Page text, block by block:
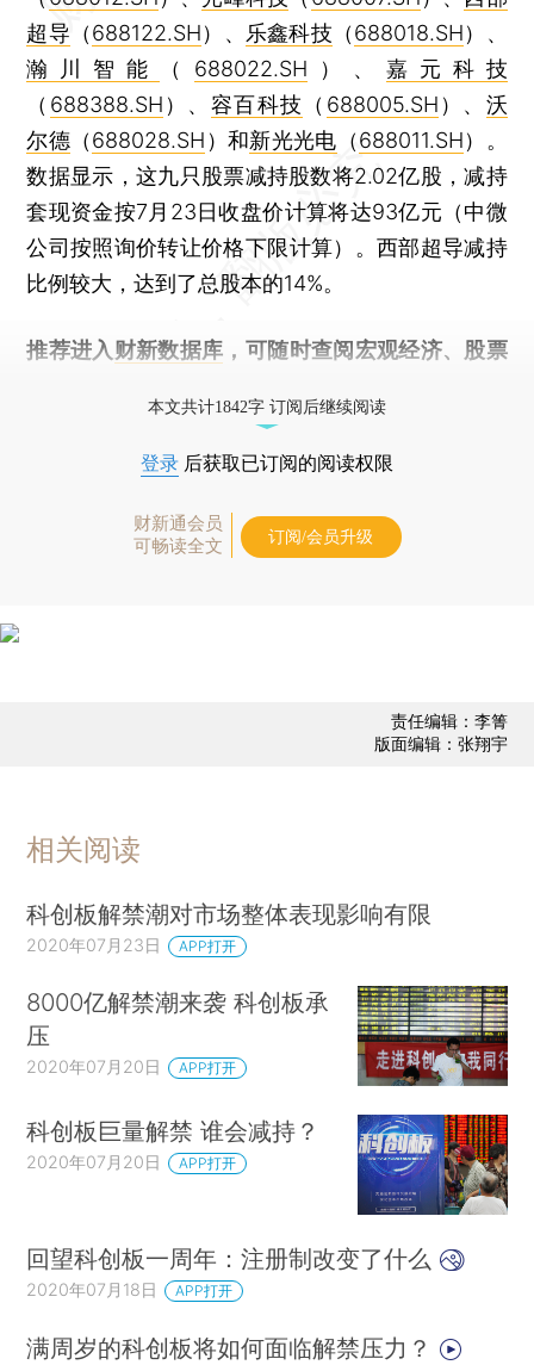
超导 （688122.SH）、 乐鑫科技 （688018.SH）、
瀚川智能
（ 688022.SH ）、 嘉元科技
（ 688388.SH ）、 容百科技 （ 688005.SH ）、 沃
尔德 （688028.SH ）和新光光电 （688011.SH）。
数据显示，这九只股票减持股数将2.02亿股，减持
套现资金按7月23日收盘价计算将达93亿元（中微
公司按照询价转让价格下限计算）。西部超导减持
比例较大，达到了总股本的14%。
推荐进入 财新数据库 ，可随时查阅宏观经济、股票
本文共计1842字 订阅后继续阅读
登录 后获取已订阅的阅读权限
财新通会员
可畅读全文
订阅/会员升级
责任编辑：李箐
版面编辑：张翔宇
相关阅读
科创板解禁潮对市场整体表现影响有限
2020年07月23日 APP打开
8000亿解禁潮来袭 科创板承
压
2020年07月20日 APP打开
科创板巨量解禁 谁会减持？
2020年07月20日 APP打开
回望科创板一周年：注册制改变了什么
2020年07月18日 APP打开
满周岁的科创板将如何面临解禁压力？